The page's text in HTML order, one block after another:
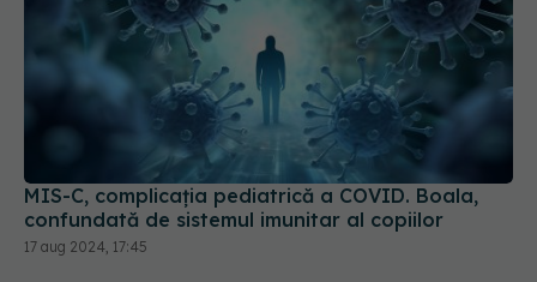
MIS-C, complicația pediatrică a COVID. Boala,
confundată de sistemul imunitar al copiilor
17 aug 2024, 17:45